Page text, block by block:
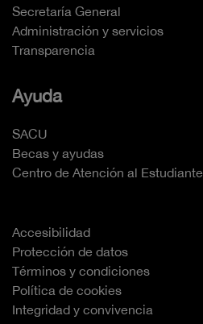
Secretaría General
Administración y servicios
Transparencia
Ayuda
SACU
Becas y ayudas
Centro de Atención al Estudiante
Accesibilidad
Protección de datos
Términos y condiciones
Política de cookies
Integridad y convivencia